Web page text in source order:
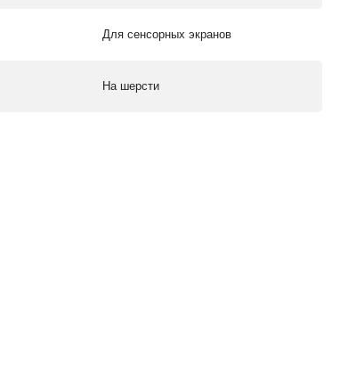
Для сенсорных экранов
На шерсти